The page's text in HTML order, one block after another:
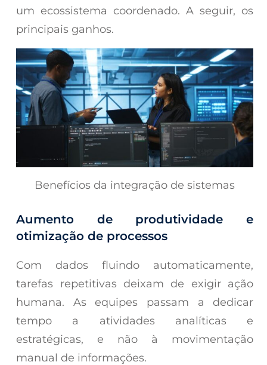
um ecossistema coordenado. A seguir, os
principais ganhos.
Benefícios da integração de sistemas
Aumento de produtividade e
otimização de processos
Com dados fluindo automaticamente,
tarefas repetitivas deixam de exigir ação
humana. As equipes passam a dedicar
tempo a atividades analíticas e
estratégicas, e não à movimentação
manual de informações.